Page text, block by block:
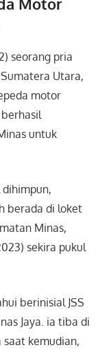
seorang pria
Utara,
motor
berhasil
untuk
berada di loket
Minas,
sekira pukul
berinisial JSS
Jaya. ia tiba di
kemudian,